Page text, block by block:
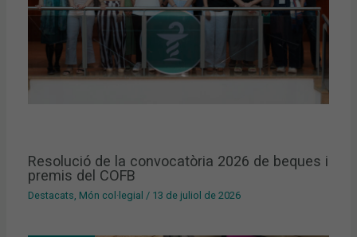
Resolució de la convocatòria 2026 de beques i
premis del COFB
Destacats, Món col·legial / 13 de juliol de 2026